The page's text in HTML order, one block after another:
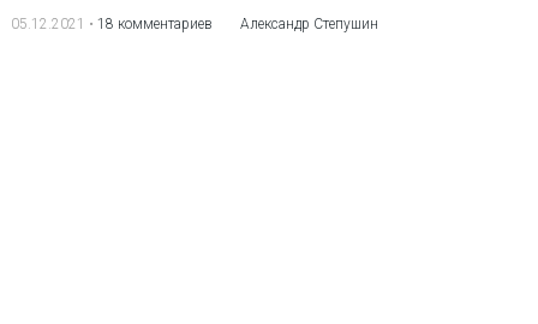
05.12.2021 • 18 комментариев Александр Степушин